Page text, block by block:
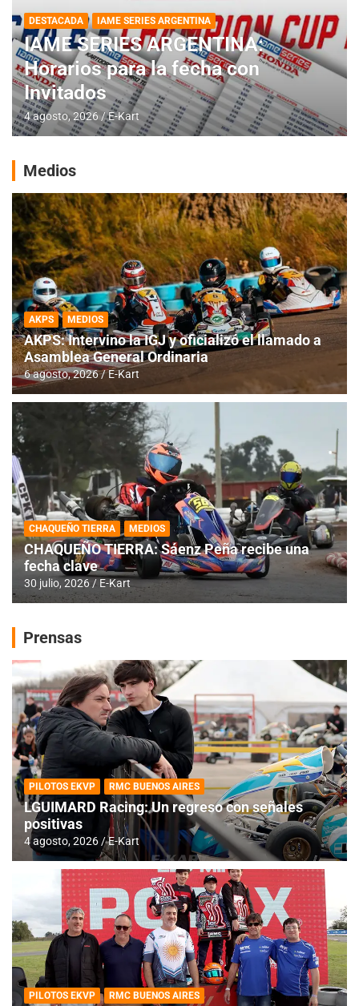
DESTACADA IAME SERIES ARGENTINA
IAME SERIES ARGENTINA:
Horarios para la fecha con
Invitados
4 agosto, 2026 E-Kart
Medios
AKPS MEDIOS
AKPS: Intervino la IGJ y oficializó el llamado a
Asamblea General Ordinaria
6 agosto, 2026 E-Kart
CHAQUEÑO TIERRA MEDIOS
CHAQUEÑO TIERRA: Sáenz Peña recibe una
fecha clave
30 julio, 2026 E-Kart
Prensas
PILOTOS EKVP RMC BUENOS AIRES
LGUIMARD Racing: Un regreso con señales
positivas
4 agosto, 2026 E-Kart
PILOTOS EKVP RMC BUENOS AIRES